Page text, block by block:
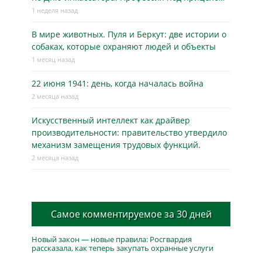
1 неделя назад
В мире животных. Пуля и Беркут: две истории о
собаках, которые охраняют людей и объекты
1 месяц назад
22 июня 1941: день, когда началась война
2 месяца назад
Искусственный интеллект как драйвер
производительности: правительство утвердило
механизм замещения трудовых функций.
2 месяца назад
Самое комментируемое за 30 дней
Новый закон — новые правила: Росгвардия
рассказала, как теперь закупать охранные услуги